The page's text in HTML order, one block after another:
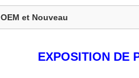
OEM et Nouveau
EXPOSITION DE